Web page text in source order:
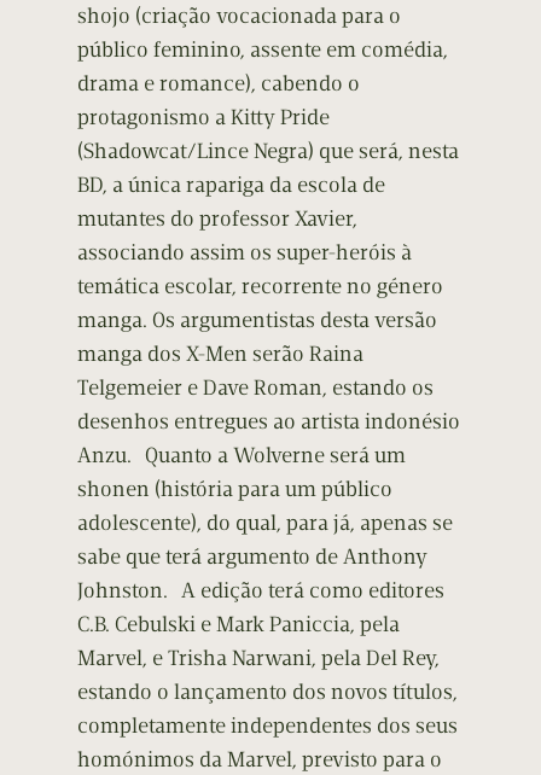
shojo (criação vocacionada para o
público feminino, assente em comédia,
drama e romance), cabendo o
protagonismo a Kitty Pride
(Shadowcat/Lince Negra) que será, nesta
BD, a única rapariga da escola de
mutantes do professor Xavier,
associando assim os super-heróis à
temática escolar, recorrente no género
manga. Os argumentistas desta versão
manga dos X-Men serão Raina
Telgemeier e Dave Roman, estando os
desenhos entregues ao artista indonésio
Anzu. Quanto a Wolverne será um
shonen (história para um público
adolescente), do qual, para já, apenas se
sabe que terá argumento de Anthony
Johnston. A edição terá como editores
C.B. Cebulski e Mark Paniccia, pela
Marvel, e Trisha Narwani, pela Del Rey,
estando o lançamento dos novos títulos,
completamente independentes dos seus
homónimos da Marvel, previsto para o